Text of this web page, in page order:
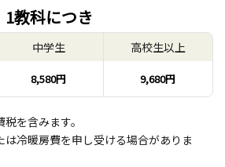
1教科につき
中学生
8,580円
高校生以上
9,680円
を含みます。
冷暖房費を申し受ける場合がありま